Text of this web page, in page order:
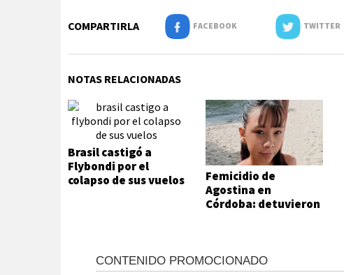
COMPARTIRLA FACEBOOK TWITTER
NOTAS RELACIONADAS
Brasil castigó a
Flybondi por el
colapso de sus vuelos
Femicidio de
Agostina en
Córdoba: detuvieron